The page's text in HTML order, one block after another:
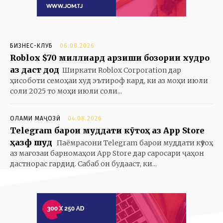
БИЗНЕС-КЛУБ 06.08.2026
Roblox $70 миллиард арзиши бозории худро
аз даст дод Ширкати Roblox Corporation дар
ҳисоботи семоҳаи худ эътироф кард, ки аз моҳи июли
соли 2025 то моҳи июли соли...
ОЛАМИ МАҶОЗӢ 04.08.2026
Telegram барои муддати кӯтоҳ аз App Store
ҳазф шуд Паёмрасони Telegram барои муддати кӯтоҳ
аз мағозаи барномаҳои App Store дар саросари ҷаҳон
дастнорас гардид. Сабаб он будааст, ки...